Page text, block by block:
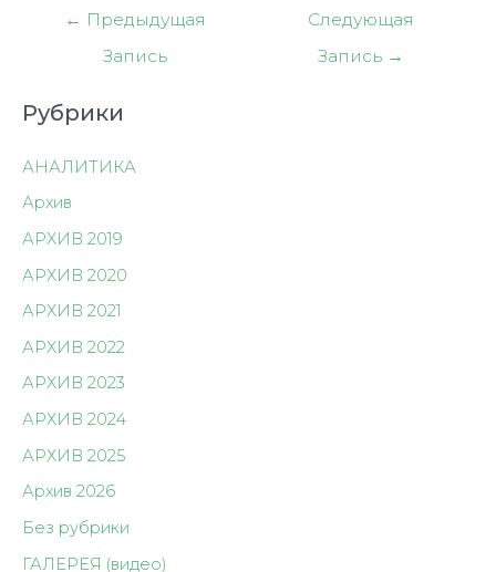
Навигация
← Предыдущая
Запись
Следующая
Запись →
Рубрики
АНАЛИТИКА
Архив
АРХИВ 2019
АРХИВ 2020
АРХИВ 2021
АРХИВ 2022
АРХИВ 2023
АРХИВ 2024
АРХИВ 2025
Архив 2026
Без рубрики
ГАЛЕРЕЯ (видео)